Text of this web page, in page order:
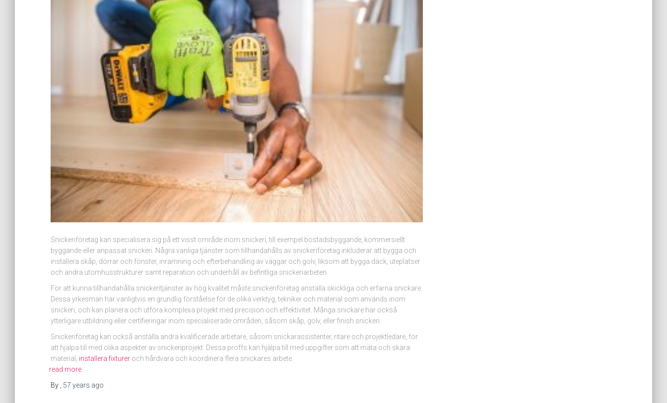
Snickeriföretag kan specialisera sig på ett visst område inom snickeri, till exempel bostadsbyggande, kommersiellt
byggande eller anpassat snickeri. Några vanliga tjänster som tillhandahålls av snickeriföretag inkluderar att bygga och
installera skåp, dörrar och fönster, inramning och efterbehandling av väggar och golv, liksom att bygga däck, uteplatser
och andra utomhusstrukturer samt reparation och underhåll av befintliga snickeriarbeten.
För att kunna tillhandahålla snickeritjänster av hög kvalitet måste snickeriföretag anställa skickliga och erfarna snickare.
Dessa yrkesmän har vanligtvis en grundlig förståelse för de olika verktyg, tekniker och material som används inom
snickeri, och kan planera och utföra komplexa projekt med precision och effektivitet. Många snickare har också
ytterligare utbildning eller certifieringar inom specialiserade områden, såsom skåp, golv, eller finish snickeri.
Snickeriföretag kan också anställa andra kvalificerade arbetare, såsom snickarassistenter, ritare och projektledare, för
att hjälpa till med olika aspekter av snickeriprojekt. Dessa proffs kan hjälpa till med uppgifter som att mäta och skära
material, installera fixturer och hårdvara och koordinera flera snickares arbete.
read more
By
57 years ago